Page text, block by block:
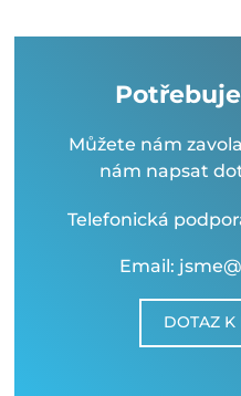
Můžete nám
nám napsat
Telefonická
Email:
DOTAZ K